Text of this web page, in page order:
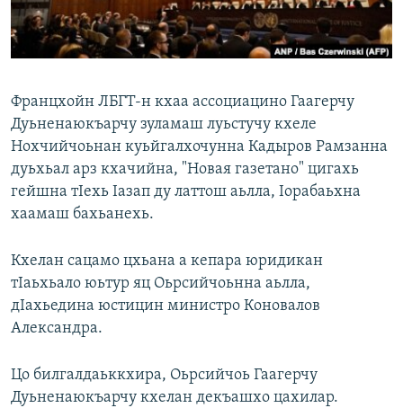
Францхойн ЛБГТ-н кхаа ассоциацино Гаагерчу
Дуьненаюкъарчу зуламаш луьстучу кхеле
Нохчийчоьнан куьйгалхочунна Кадыров Рамзанна
дуьхьал арз кхачийна, "Новая газетано" цигахь
гейшна тIехь Iазап ду латтош аьлла, Iорабаьхна
хаамаш бахьанехь.
Кхелан сацамо цхьана а кепара юридикан
тIаьхьало юьтур яц Оьрсийчоьнна аьлла,
дIахьедина юстицин министро Коновалов
Александра.
Цо билгалдаьккхира, Оьрсийчоь Гаагерчу
Дуьненаюкъарчу кхелан декъашхо цахилар.